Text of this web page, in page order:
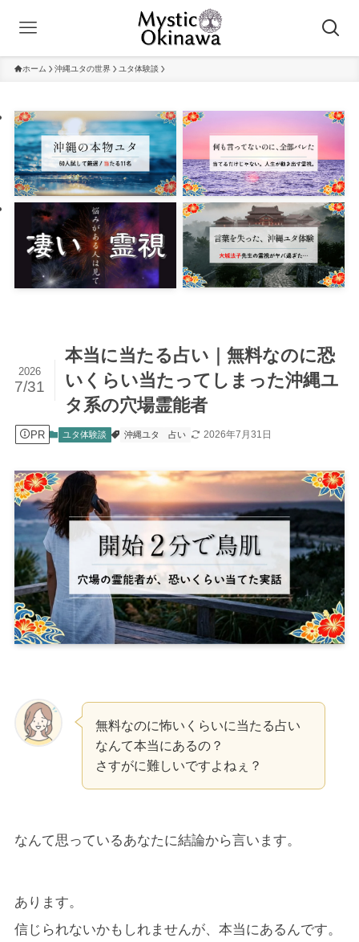
ホーム 沖縄ユタの世界 ユタ体験談
本当に当たる占い｜無料なのに恐
いくらい当たってしまった沖縄ユ
タ系の穴場霊能者
2026
7/31
PR ユタ体験談 沖縄ユタ 占い 2026年7月31日
無料なのに怖いくらいに当たる占い
なんて本当にあるの？
さすがに難しいですよねぇ？
なんて思っているあなたに結論から言います。
あります。
信じられないかもしれませんが、本当にあるんです。